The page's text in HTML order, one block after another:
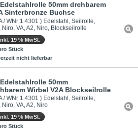
50mm drehbarem
Sinterbronze Buchse
/ WNr 1.4301 ) Edelstahl, Seilrolle,
VA, A2, Niro, Blockseilrolle
19 % MwSt.
Stück
nicht lieferbar
50mm
Wirbel V2A Blockseilrolle
/ WNr 1.4301 ) Edelstahl, Seilrolle,
VA, A2, Niro
19 % MwSt.
Stück